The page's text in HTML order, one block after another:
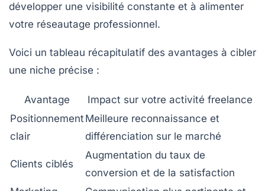
développer une visibilité constante et à alimenter
votre réseautage professionnel.
Voici un tableau récapitulatif des avantages à cibler
une niche précise :
Avantage
Impact sur votre activité freelance
Positionnement
clair
Meilleure reconnaissance et
différenciation sur le marché
Clients ciblés
Augmentation du taux de
conversion et de la satisfaction